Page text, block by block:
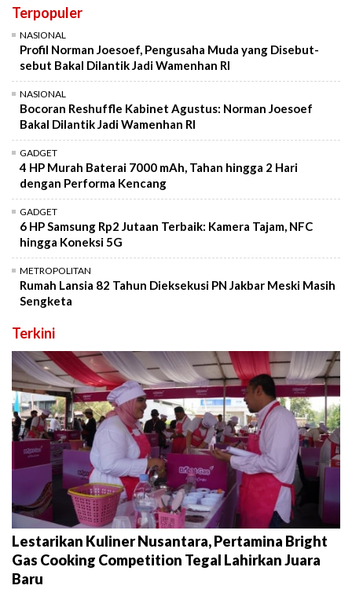
Terpopuler
NASIONAL
Profil Norman Joesoef, Pengusaha Muda yang Disebut-
sebut Bakal Dilantik Jadi Wamenhan RI
NASIONAL
Bocoran Reshuffle Kabinet Agustus: Norman Joesoef
Bakal Dilantik Jadi Wamenhan RI
GADGET
4 HP Murah Baterai 7000 mAh, Tahan hingga 2 Hari
dengan Performa Kencang
GADGET
6 HP Samsung Rp2 Jutaan Terbaik: Kamera Tajam, NFC
hingga Koneksi 5G
METROPOLITAN
Rumah Lansia 82 Tahun Dieksekusi PN Jakbar Meski Masih
Sengketa
Terkini
Lestarikan Kuliner Nusantara, Pertamina Bright
Gas Cooking Competition Tegal Lahirkan Juara
Baru